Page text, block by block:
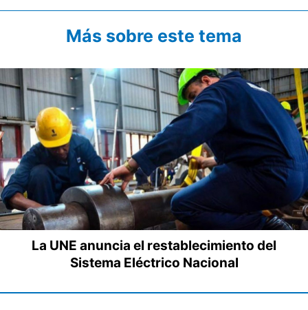
Más sobre este tema
La UNE anuncia el restablecimiento del
Sistema Eléctrico Nacional